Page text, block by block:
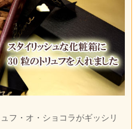
フ・オ・ショコラがギッシリ